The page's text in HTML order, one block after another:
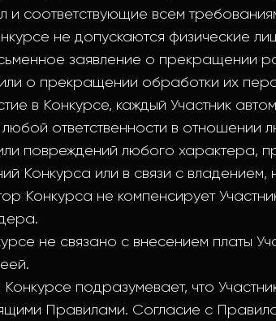
и соответствующие всем
не допускаются физические
заявление о прекращении
о прекращении обработки их
в Конкурсе, каждый Участник
ответственности в отношении
повреждений любого характера,
Конкурса или в связи с владением,
Конкурса не компенсирует
не связано с внесением платы
Конкурсе подразумевает, что
Правилами. Согласие с